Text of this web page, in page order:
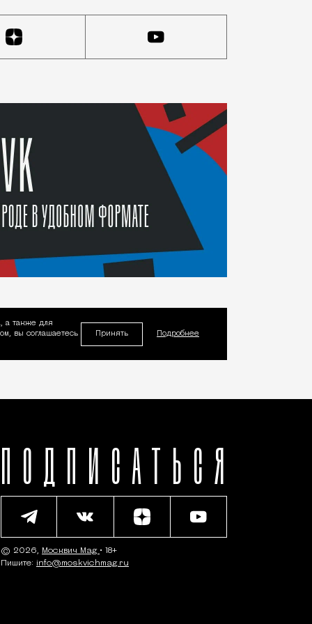
а также для
вы соглашаетесь
Принять Подробнее
ПОДПИСАТЬСЯ
© 2026, Москвич Mag • 18+
Пишите: info@moskvichmag.ru